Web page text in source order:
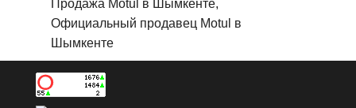
Продажа Motul в Шымкенте,
Официальный продавец Motul в
Шымкенте